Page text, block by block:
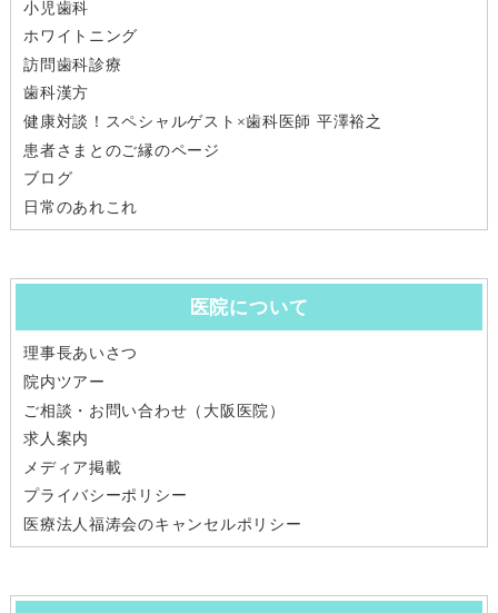
小児歯科
ホワイトニング
訪問歯科診療
歯科漢方
健康対談！スペシャルゲスト×歯科医師 平澤裕之
患者さまとのご縁のページ
ブログ
日常のあれこれ
医院について
理事長あいさつ
院内ツアー
ご相談・お問い合わせ（大阪医院）
求人案内
メディア掲載
プライバシーポリシー
医療法人福涛会のキャンセルポリシー